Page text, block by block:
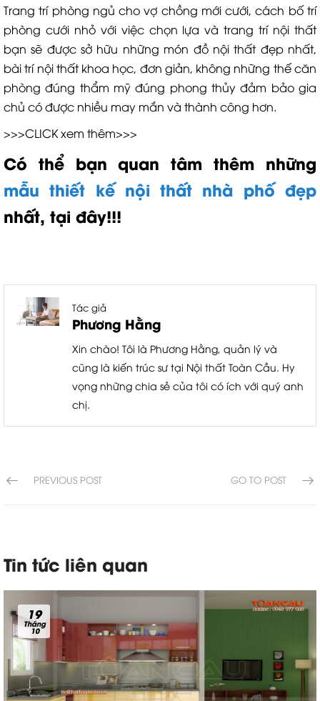
Trang trí phòng ngủ cho vợ chồng mới cưới, cách bố trí
phòng cưới nhỏ với việc chọn lựa và trang trí nội thất
bạn sẽ được sở hữu những món đồ nội thất đẹp nhất,
bài trí nội thất khoa học, đơn giản, không những thế căn
phòng đúng thẩm mỹ đúng phong thủy đảm bảo gia
chủ có được nhiều may mắn và thành công hơn.
>>>CLICK xem thêm>>>
Có thể bạn quan tâm thêm những
mẫu thiết kế nội thất nhà phố đẹp
nhất, tại đây!!!
Tác giả
Phương Hằng
Xin chào! Tôi là Phương Hằng, quản lý và
cũng là kiến trúc sư tại Nội thất Toàn Cầu. Hy
vọng những chia sẻ của tôi có ích với quý anh
chị.
PREVIOUS POST GO TO POST
Tin tức liên quan
19
Tháng
10